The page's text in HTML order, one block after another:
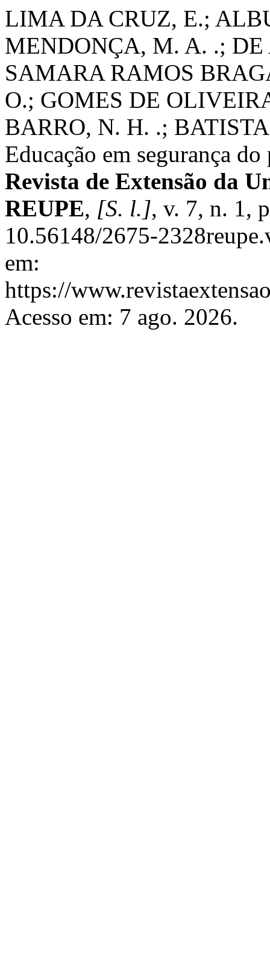
LIMA DA CRUZ, E.;
MENDONÇA, M. A. .;
SAMARA RAMOS
O.; GOMES DE
BARRO, N. H. .;
Educação em segurança
Revista de Extensão da
REUPE, [S. l.], v. 7, n. 1,
10.56148/2675-
em:
https://
Acesso em: 7 ago. 2026.